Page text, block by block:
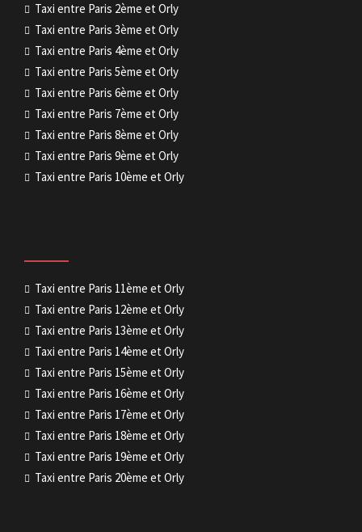
Taxi entre Paris 2ème et Orly
Taxi entre Paris 3ème et Orly
Taxi entre Paris 4ème et Orly
Taxi entre Paris 5ème et Orly
Taxi entre Paris 6ème et Orly
Taxi entre Paris 7ème et Orly
Taxi entre Paris 8ème et Orly
Taxi entre Paris 9ème et Orly
Taxi entre Paris 10ème et Orly
Taxi entre Paris 11ème et Orly
Taxi entre Paris 12ème et Orly
Taxi entre Paris 13ème et Orly
Taxi entre Paris 14ème et Orly
Taxi entre Paris 15ème et Orly
Taxi entre Paris 16ème et Orly
Taxi entre Paris 17ème et Orly
Taxi entre Paris 18ème et Orly
Taxi entre Paris 19ème et Orly
Taxi entre Paris 20ème et Orly